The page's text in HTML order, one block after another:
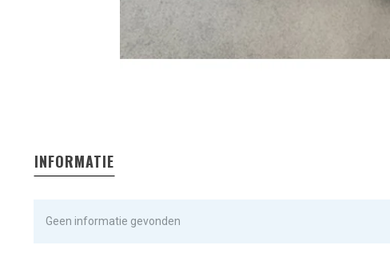
INFORMATIE
Geen informatie gevonden